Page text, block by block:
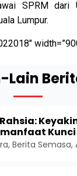
SPRM dari
Lumpur.
Lain
, Berita Semasa,